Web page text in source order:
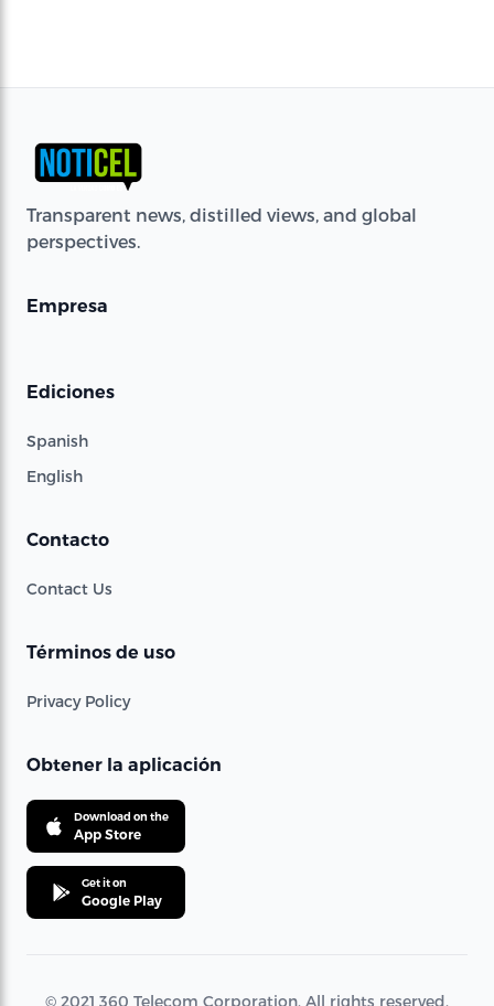
Transparent news, distilled views, and global
perspectives.
Empresa
Ediciones
Spanish
English
Contacto
Contact Us
Términos de uso
Privacy Policy
Obtener la aplicación
Download on the
App Store
Get it on
Google Play
© 2021 360 Telecom Corporation. All rights reserved.